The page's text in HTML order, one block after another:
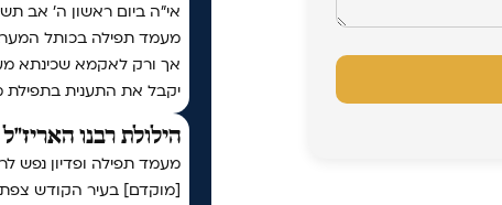
מעמד תפילה בכותל
אך ורק לאקמא שכינתא
יקבל את התענית
הילולת רבנו
מעמד תפילה ופדיון נפש
[מוקדם] בעיר הקודש צפת